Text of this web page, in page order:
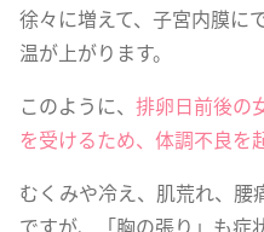
徐々に増えて、子宮内膜に
温が上がります。
このように、 排卵日前後の
を受けるため、体調不良を
むくみや冷え、肌荒れ、腰
ですが、「胸の張り」も症